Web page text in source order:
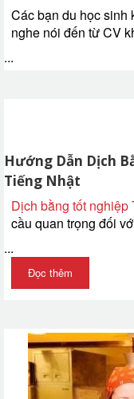
Các bạn du học sinh
nghe nói đến từ CV
...
Hướng Dẫn Dịch
Tiếng Nhật
Dịch bằng tốt
cầu quan trọng đối
...
Đọc thêm